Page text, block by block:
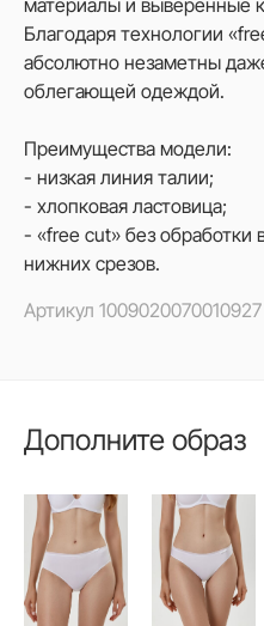
материалы и выверенные
Благодаря технологии
абсолютно незаметны
облегающей одеждой.
Преимущества модели:
- низкая линия талии;
- хлопковая ластовица;
- «free cut» без обработки
нижних срезов.
Артикул 1009020070010927
Дополните образ